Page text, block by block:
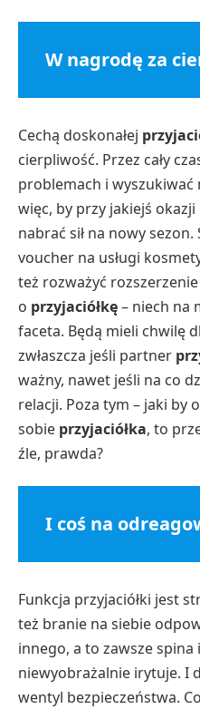
W nagrodę za
Cechą doskonałej
cierpliwość. Przez cały
problemach i wyszukiwać
więc, by przy jakiejś okazji
nabrać sił na nowy sezon.
voucher na usługi
też rozważyć
o przyjaciółkę– niech na
faceta. Będą mieli chwilę
zwłaszcza jeśli partner
ważny, nawet jeśli na co
relacji. Poza tym – jaki by
sobie przyjaciółka, to
źle, prawda?
I coś na
Funkcja przyjaciółki jest
też branie na siebie
innego, a to zawsze
niewyobrażalnie irytuje. I
wentyl bezpieczeństwa.